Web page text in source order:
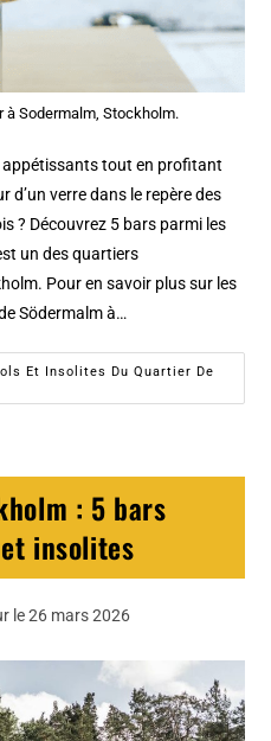
à Sodermalm, Stockholm.
appétissants tout en profitant
d’un verre dans le repère des
? Découvrez 5 bars parmi les
un des quartiers
Pour en savoir plus sur les
Södermalm à…
Et Insolites Du Quartier De
: 5 bars
insolites
le 26 mars 2026